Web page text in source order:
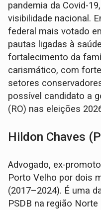
pandemia da Covid-
visibilidade nacional.
federal mais votado
pautas ligadas à
fortalecimento da
carismático, com
setores
possível candidato a
(RO) nas eleições
Hildon Chaves
Advogado, ex-
Porto Velho por dois
(2017–2024). É uma
PSDB na região